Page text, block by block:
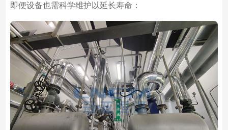
即便设备也需科学维护以延长寿命：